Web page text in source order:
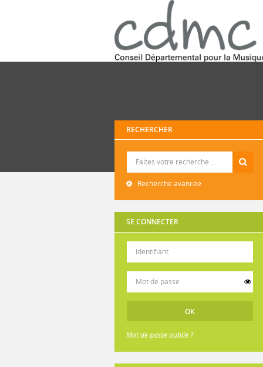
RECHERCHER
Recherche avancée
SE CONNECTER
Mot de passe oublié ?